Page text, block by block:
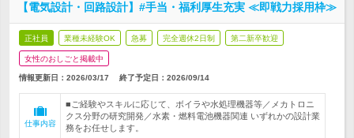
【電気設計・回路設計】#手当・福利厚生充実 ≪即戦力採用枠≫
正社員 業種未経験OK 急募 完全週休2日制 第二新卒歓迎
女性のおしごと掲載中
情報更新日：2026/03/17 終了予定日： 2026/09/14
仕事内容
■ご経験やスキルに応じて、ボイラや水処理機器等／メカトロニ
クス分野の研究開発／水素・燃料電池機器関連 いずれかの設計業
務をお任せします。